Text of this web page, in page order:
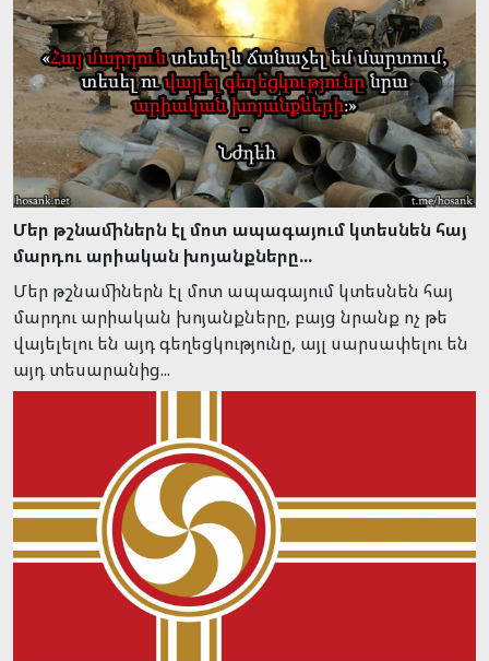
Մեր թշնամիներն էլ մոտ ապագայում կտեսնեն հայ
մարդու արիական խոյանքները...
Մեր թշնամիներն էլ մոտ ապագայում կտեսնեն հայ
մարդու արիական խոյանքները, բայց նրանք ոչ թե
վայելելու են այդ գեղեցկությունը, այլ սարսափելու են
այդ տեսարանից...